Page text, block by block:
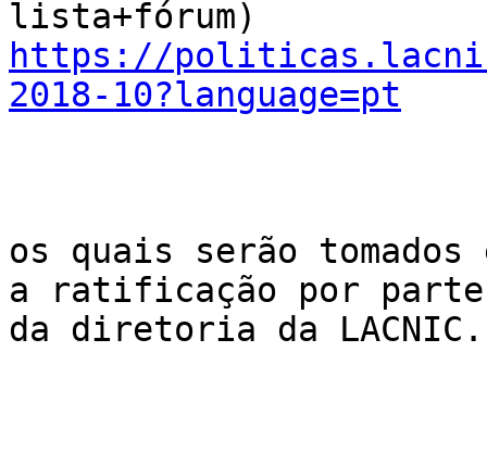
https://
2018-10?language=pt
os quais serão
a ratificação por parte
da diretoria da LACNIC.